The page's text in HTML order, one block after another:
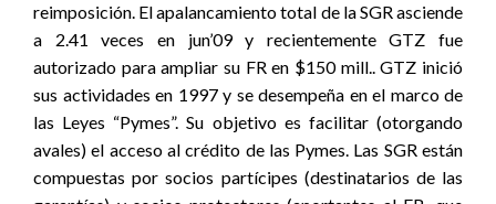
reimposición. El apalancamiento total de la SGR asciende
a 2.41 veces en jun’09 y recientemente GTZ fue
autorizado para ampliar su FR en $150 mill.. GTZ inició
sus actividades en 1997 y se desempeña en el marco de
las Leyes “Pymes”. Su objetivo es facilitar (otorgando
avales) el acceso al crédito de las Pymes. Las SGR están
compuestas por socios partícipes (destinatarios de las